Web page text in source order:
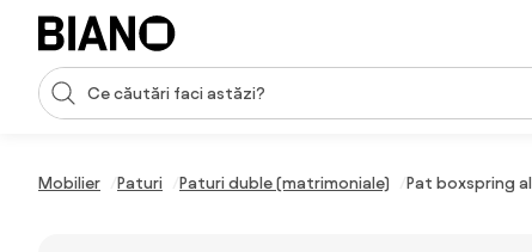
Sari peste navigare, accesează conținutul
Introducerea căutării
Mobilier Paturi Paturi duble (matrimoniale) Pat boxspring